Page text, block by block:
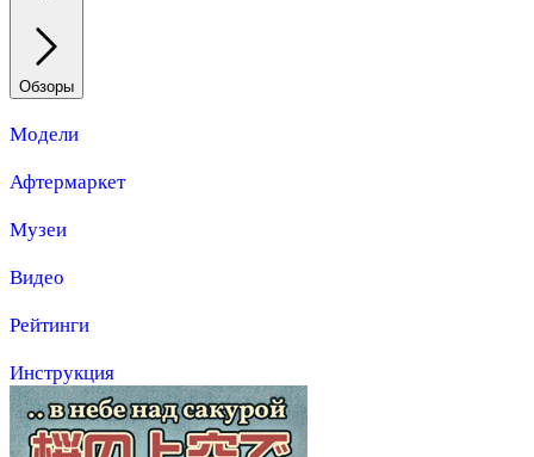
Обзоры
Модели
Афтермаркет
Музеи
Видео
Рейтинги
Инструкция